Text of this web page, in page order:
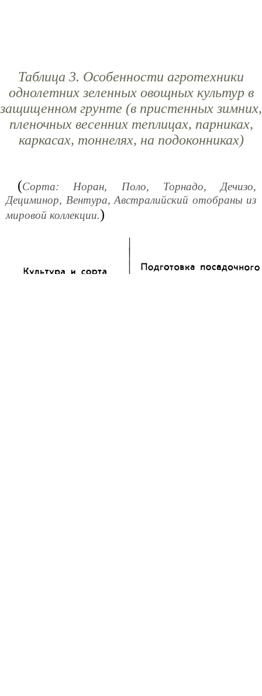
Таблица 3. Особенности агротехники
однолетних зеленных овощных культур в
защищенном грунте (в пристенных зимних,
пленочных весенних теплицах, парниках,
каркасах, тоннелях, на подоконниках)
(Сорта: Норан, Поло, Торнадо, Дечизо,
Дециминор, Вентура, Австралийский отобраны из
мировой коллекции.)